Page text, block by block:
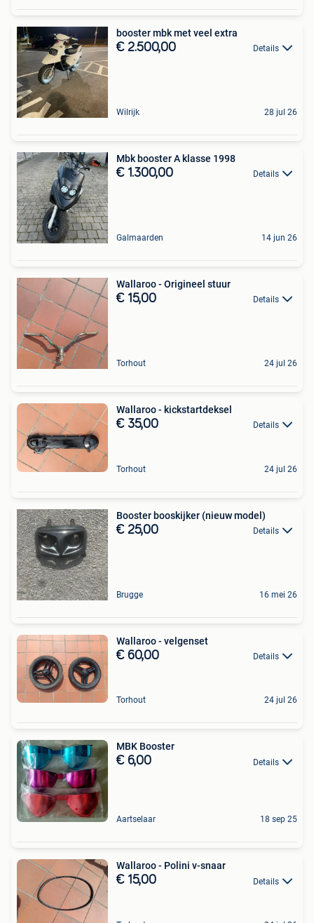
booster mbk met veel extra
€ 2.500,00 Details
Wilrijk 28 jul 26
Mbk booster A klasse 1998
€ 1.300,00 Details
Galmaarden 14 jun 26
Wallaroo - Origineel stuur
€ 15,00 Details
Torhout 24 jul 26
Wallaroo - kickstartdeksel
€ 35,00 Details
Torhout 24 jul 26
Booster booskijker (nieuw model)
€ 25,00 Details
Brugge 16 mei 26
Wallaroo - velgenset
€ 60,00 Details
Torhout 24 jul 26
MBK Booster
€ 6,00 Details
Aartselaar 18 sep 25
Wallaroo - Polini v-snaar
€ 15,00 Details